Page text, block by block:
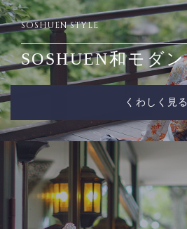
SOSHUEN STYLE
SOSHUEN和モダン
くわしく見る